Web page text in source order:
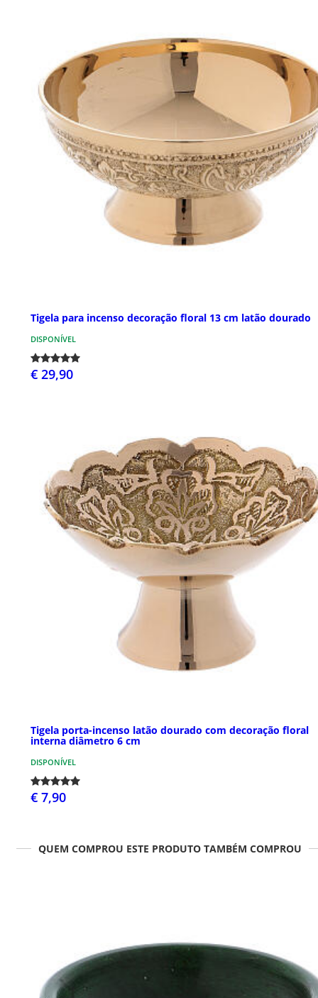
Tigela para incenso decoração floral 13 cm latão dourado
DISPONÍVEL
€ 29,90
Tigela porta-incenso latão dourado com decoração floral
interna diâmetro 6 cm
DISPONÍVEL
€ 7,90
QUEM COMPROU ESTE PRODUTO TAMBÉM COMPROU